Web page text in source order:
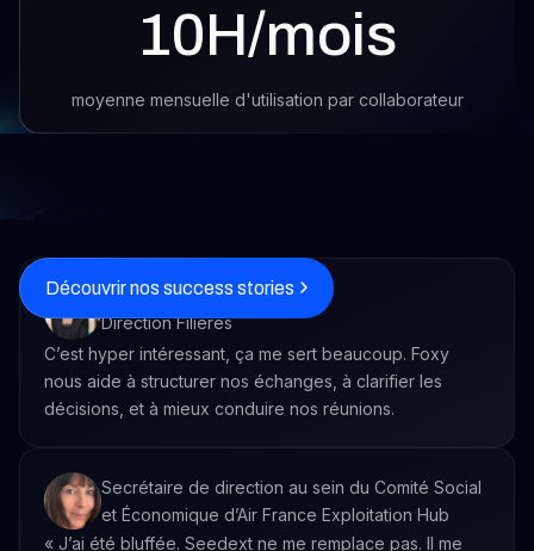
10H/mois
moyenne mensuelle d'utilisation par collaborateur
Anne-Claire Viemont
Direction Filières
C’est hyper intéressant, ça me sert beaucoup. Foxy
nous aide à structurer nos échanges, à clarifier les
décisions, et à mieux conduire nos réunions.
Secrétaire de direction au sein du Comité Social
et Économique d’Air France Exploitation Hub
« J’ai été bluffée. Seedext ne me remplace pas. Il me
Découvrir nos success stories